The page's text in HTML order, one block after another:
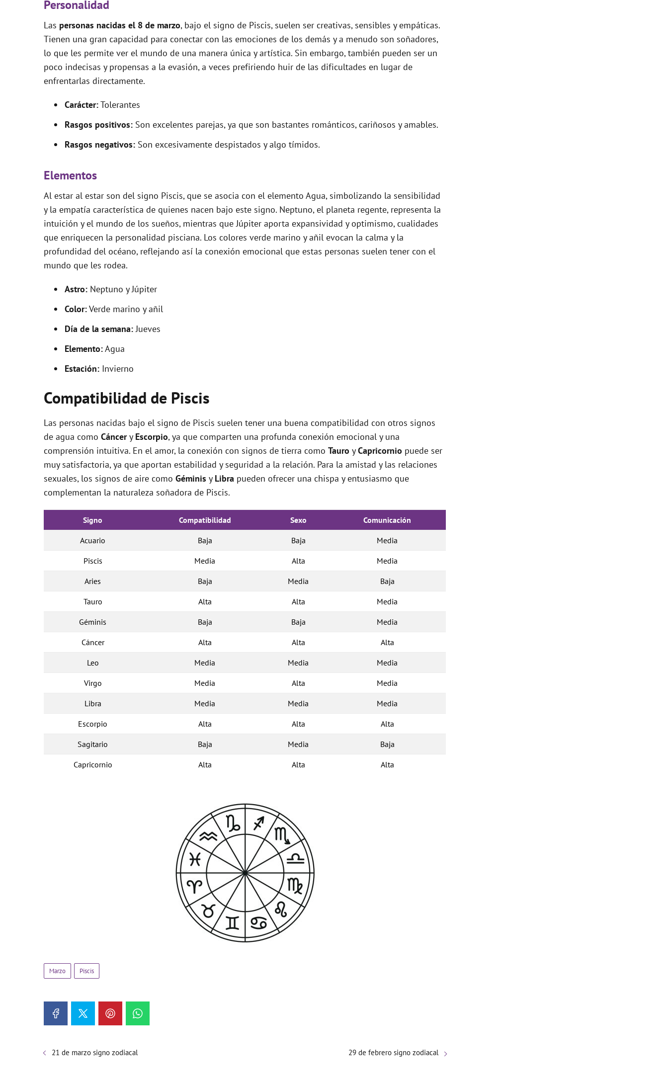
Personalidad
Las personas nacidas el 8 de marzo, bajo el signo de Piscis, suelen ser creativas, sensibles y empáticas.
Tienen una gran capacidad para conectar con las emociones de los demás y a menudo son soñadores,
lo que les permite ver el mundo de una manera única y artística. Sin embargo, también pueden ser un
poco indecisas y propensas a la evasión, a veces prefiriendo huir de las dificultades en lugar de
enfrentarlas directamente.
Carácter:Tolerantes
Rasgos positivos: Son excelentes parejas, ya que son bastantes románticos, cariñosos y amables.
Rasgos negativos: Son excesivamente despistados y algo tímidos.
Elementos
Al estar al estar son del signo Piscis, que se asocia con el elemento Agua, simbolizando la sensibilidad
y la empatía característica de quienes nacen bajo este signo. Neptuno, el planeta regente, representa la
intuición y el mundo de los sueños, mientras que Júpiter aporta expansividad y optimismo, cualidades
que enriquecen la personalidad pisciana. Los colores verde marino y añil evocan la calma y la
profundidad del océano, reflejando así la conexión emocional que estas personas suelen tener con el
mundo que les rodea.
Astro: Neptuno y Júpiter
Color:Verde marino y añil
Día de la semana:Jueves
Elemento:Agua
Estación: Invierno
Compatibilidad de Piscis
Las personas nacidas bajo el signo de Piscis suelen tener una buena compatibilidad con otros signos
de agua como Cáncery Escorpio, ya que comparten una profunda conexión emocional y una
comprensión intuitiva. En el amor, la conexión con signos de tierra como Tauro yCapricornio puede ser
muy satisfactoria, ya que aportan estabilidad y seguridad a la relación. Para la amistad y las relaciones
sexuales, los signos de aire como Géminis y Libra pueden ofrecer una chispa y entusiasmo que
complementan la naturaleza soñadora de Piscis.
Signo Compatibilidad Sexo Comunicación
Acuario Baja Baja Media
Piscis Media Alta Media
Aries Baja Media Baja
Tauro Alta Alta Media
Géminis Baja Baja Media
Cáncer Alta Alta Alta
Leo Media Media Media
Virgo Media Alta Media
Libra Media Media Media
Escorpio Alta Alta Alta
Sagitario Baja Media Baja
Capricornio Alta Alta Alta
Marzo Piscis
21 de marzo signo zodiacal 29 de febrero signo zodiacal